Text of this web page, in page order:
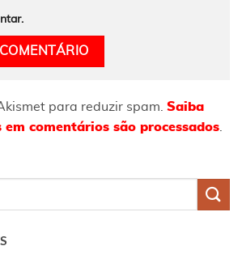
para reduzir spam. Saiba
em comentários são processados